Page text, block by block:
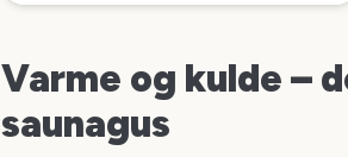
Varme og kulde –
saunagus